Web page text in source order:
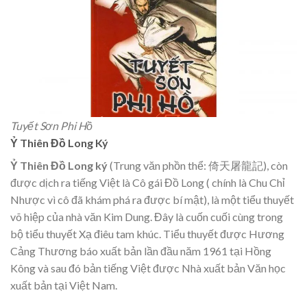
Tuyết Sơn Phi Hồ
Ỷ Thiên Đồ Long Ký
Ỷ Thiên Đồ Long ký(Trung văn phồn thể: 倚天屠龍記), còn
được dịch ra tiếng Việt là Cô gái Đồ Long ( chính là Chu Chỉ
Nhược vì cô đã khám phá ra được bí mật), là một tiểu thuyết
võ hiệp của nhà văn Kim Dung. Đây là cuốn cuối cùng trong
bộ tiểu thuyết Xạ điêu tam khúc. Tiểu thuyết được Hương
Cảng Thương báo xuất bản lần đầu năm 1961 tại Hồng
Kông và sau đó bản tiếng Việt được Nhà xuất bản Văn học
xuất bản tại Việt Nam.